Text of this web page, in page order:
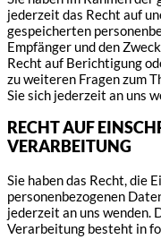
jederzeit das Recht auf
gespeicherten
Empfänger und den
Recht auf Berichtigung
zu weiteren Fragen zum
Sie sich jederzeit an uns
RECHT AUF
VERARBEITUNG
Sie haben das Recht, die
personenbezogenen
jederzeit an uns wenden.
Verarbeitung besteht in